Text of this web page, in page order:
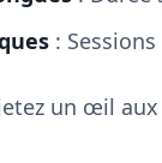
:
un œil